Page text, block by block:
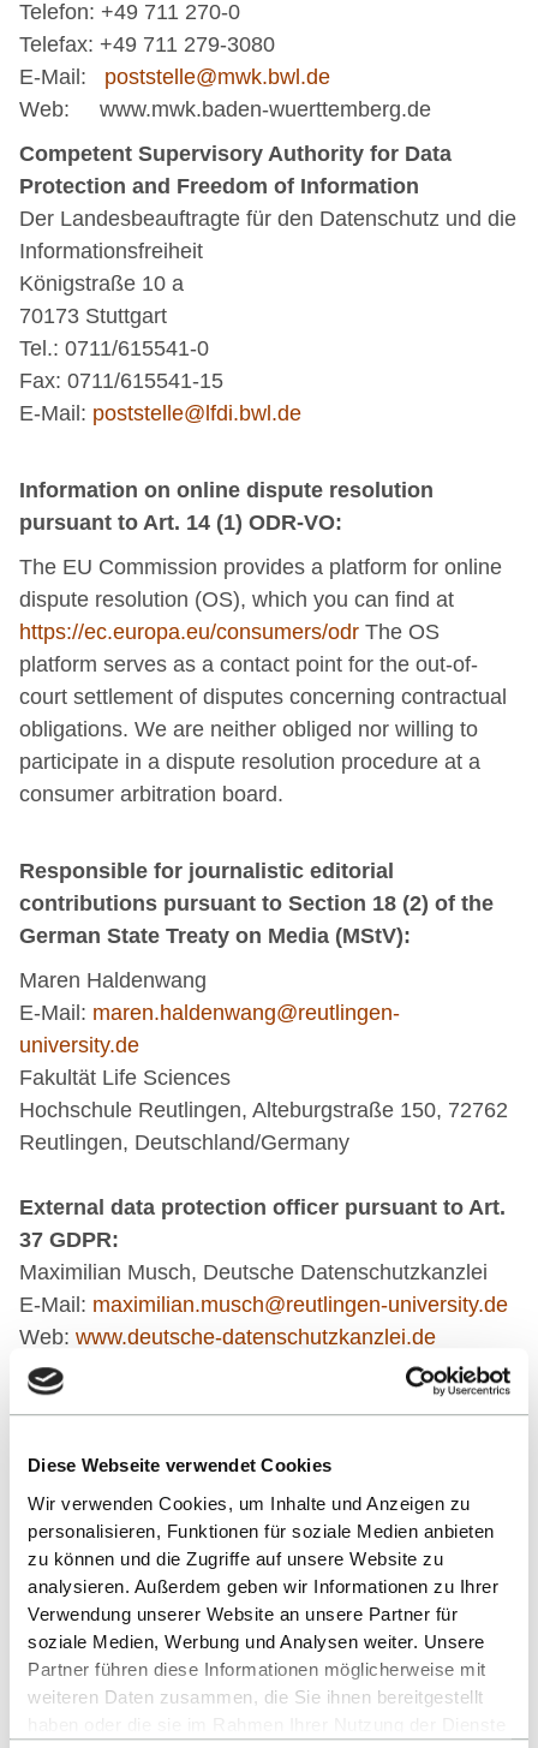
Diese Webseite verwendet Cookies
Wir verwenden Cookies, um Inhalte und Anzeigen zu
personalisieren, Funktionen für soziale Medien anbieten
zu können und die Zugriffe auf unsere Website zu
analysieren. Außerdem geben wir Informationen zu Ihrer
Verwendung unserer Website an unsere Partner für
soziale Medien, Werbung und Analysen weiter. Unsere
Partner führen diese Informationen möglicherweise mit
weiteren Daten zusammen, die Sie ihnen bereitgestellt
Telefon: +49 711 270-0
Telefax: +49 711 279-3080
E-Mail: poststelle@mwk.bwl.de
Web: www.mwk.baden-wuerttemberg.de
Competent Supervisory Authority for Data
Protection and Freedom of Information
Der Landesbeauftragte für den Datenschutz und die
Informationsfreiheit
Königstraße 10 a
70173 Stuttgart
Tel.: 0711/615541-0
Fax: 0711/615541-15
E-Mail: poststelle@lfdi.bwl.de
Information on online dispute resolution
pursuant to Art. 14 (1) ODR-VO:
The EU Commission provides a platform for online
dispute resolution (OS), which you can find at
https://ec.europa.eu/consumers/odr The OS
platform serves as a contact point for the out-of-
court settlement of disputes concerning contractual
obligations. We are neither obliged nor willing to
participate in a dispute resolution procedure at a
consumer arbitration board.
Responsible for journalistic editorial
contributions pursuant to Section 18 (2) of the
German State Treaty on Media (MStV):
Maren Haldenwang
E-Mail: maren.haldenwang@reutlingen-
university.de
Fakultät Life Sciences
Hochschule Reutlingen, Alteburgstraße 150, 72762
Reutlingen, Deutschland/Germany
External data protection officer pursuant to Art.
37 GDPR:
Maximilian Musch, Deutsche Datenschutzkanzlei
E-Mail: maximilian.musch@reutlingen-university.de
Web: www.deutsche-datenschutzkanzlei.de
Technical support of this online offer:
Medienzentrum
E-Mail:RMZ-Leitung@reutlingen-University.de
Hochschule Reutlingen, Alteburgstraße 150, 72762
Reutlingen, Deutschland/Germany
Conception of this online offer:
711media websolutions GmbH, Marienstraße 42,